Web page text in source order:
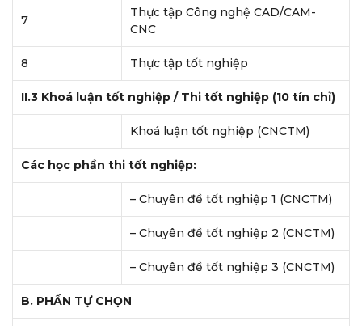
7
Thực tập Công nghệ CAD/CAM-
CNC
8 Thực tập tốt nghiệp
II.3 Khoá luận tốt nghiệp / Thi tốt nghiệp (10 tín chỉ)
Khoá luận tốt nghiệp (CNCTM)
Các học phần thi tốt nghiệp:
– Chuyên đề tốt nghiệp 1 (CNCTM)
– Chuyên đề tốt nghiệp 2 (CNCTM)
– Chuyên đề tốt nghiệp 3 (CNCTM)
B. PHẦN TỰ CHỌN